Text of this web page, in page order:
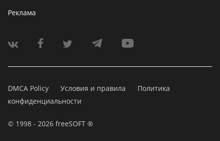
Реклама
DMCA Policy Условия и правила
Политика
конфиденциальности
© 1998 - 2026 freeSOFT ®